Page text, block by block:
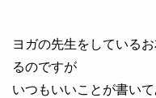
ヨガの先生をしている
るのですが
いつもいいことが書い